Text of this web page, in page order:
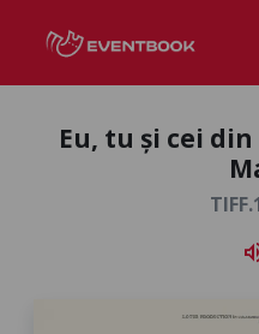
Eu, tu și cei